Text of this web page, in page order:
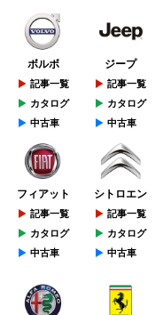
ボルボ
記事一覧
カタログ
中古車
ジープ
記事一覧
カタログ
中古車
フィアット
記事一覧
カタログ
中古車
シトロエン
記事一覧
カタログ
中古車